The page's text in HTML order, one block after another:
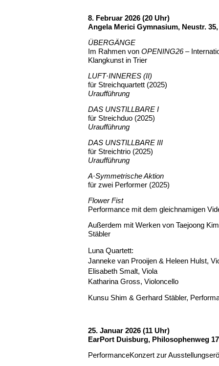
8. Februar 2026 (20 Uhr)
Angela Merici Gymnasium, Neustr.
ÜBERGÄNGE
Im Rahmen von OPENING26–
Klangkunst in Trier
LUFT·INNERES (II)
für Streichquartett (2025)
Uraufführung
DAS UNSTILLBARE I
für Streichduo (2025)
Uraufführung
DAS UNSTILLBARE III
für Streichtrio (2025)
Uraufführung
A·Symmetrische Aktion
für zwei Performer (2025)
Flower Fist
Performance mit dem gleichnamigen
Außerdem mit Werken von Taejoong
Stäbler
Luna Quartett:
Janneke van Prooijen & Heleen Hulst,
Elisabeth Smalt, Viola
Katharina Gross, Violoncello
Kunsu Shim & Gerhard Stäbler,
25. Januar 2026 (11 Uhr)
EarPort Duisburg, Philosophenweg
PerformanceKonzert zur